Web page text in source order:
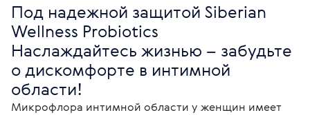
Под надежной защитой Siberian
Wellness Probiotics
Наслаждайтесь жизнью – забудьте
о дискомфорте в интимной
области!
Микрофлора интимной области у женщин имеет